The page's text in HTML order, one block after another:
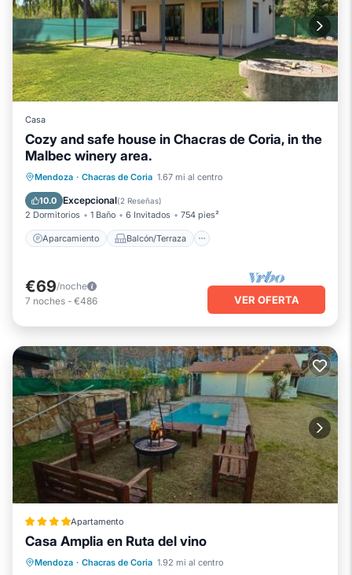
Casa
Cozy and safe house in Chacras de Coria, in the
Malbec winery area.
Mendoza · Chacras de Coria 1.67 mi al centro
10.0 Excepcional(2 Reseñas)
2 Dormitorios 1 Baño 6 Invitados 754 pies²
Aparcamiento Balcón/Terraza
Aparcamiento
Balcón/Terraza
Cocina
Aire acondicionado
€69/noche
7 noches - €486 VER OFERTA
Apartamento
Casa Amplia en Ruta del vino
Mendoza · Chacras de Coria 1.92 mi al centro
Frente al mar Aparcamiento